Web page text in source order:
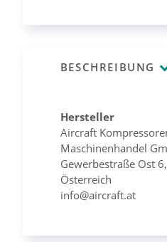
BESCHREIBUNG
Hersteller
Aircraft
Maschinenhandel
Gewerbestraße Ost
Österreich
info@aircraft.at